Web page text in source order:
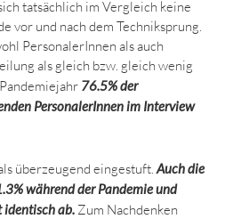
tatsächlich im Vergleich keine
vor und nach dem Techniksprung.
PersonalerInnen als auch
als gleich bzw. gleich wenig
76.5% der
PersonalerInnen im Interview
überzeugend eingestuft.Auch die
während der Pandemie und
identisch ab. Zum Nachdenken